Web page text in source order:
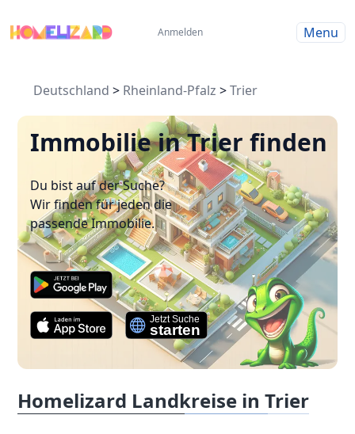
Anmelden Menu
Deutschland > Rheinland-Pfalz >Trier
Immobilie in Trier finden
Du bist auf der Suche?
Wir finden für jeden die
passende Immobilie.
Homelizard Landkreise in Trier